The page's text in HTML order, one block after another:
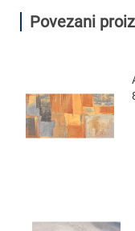
Povezani